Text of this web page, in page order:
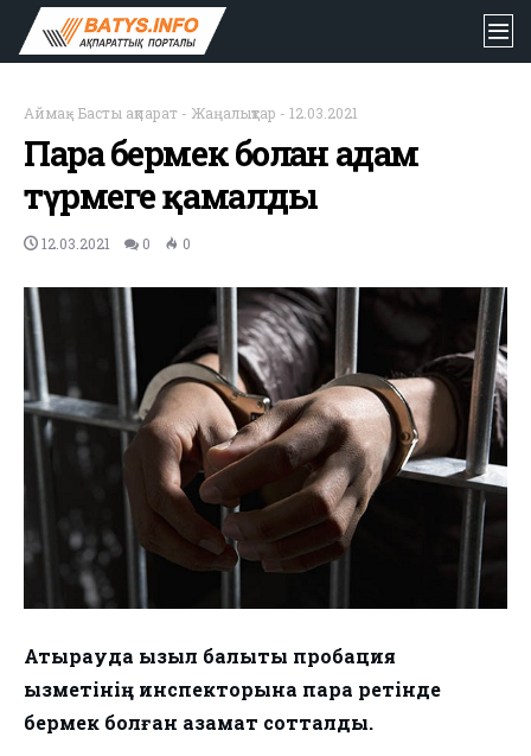
Аймақ- Басты ақпарат - Жаңалықтар - 12.03.2021
Пара бермек болған адам
түрмеге қамалды
12.03.2021 0 0
Атырауда қызыл балықты пробация
қызметінің инспекторына пара ретінде
бермек болған азамат сотталды.